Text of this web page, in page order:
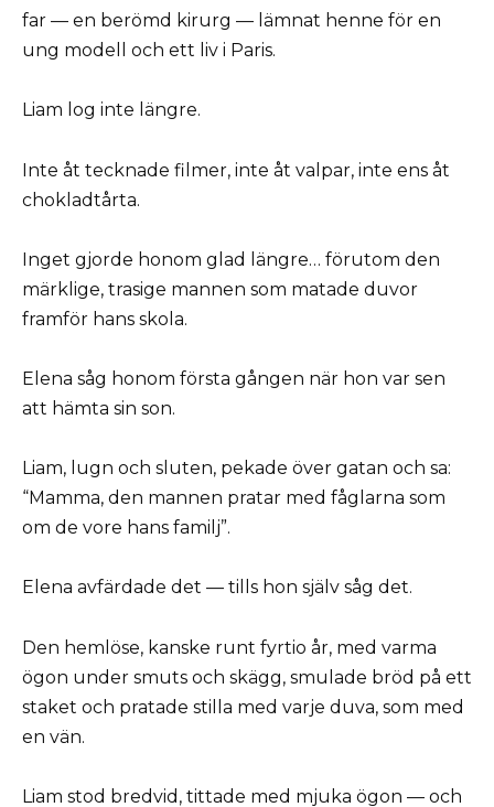
far — en berömd kirurg — lämnat henne för en
ung modell och ett liv i Paris.
Liam log inte längre.
Inte åt tecknade filmer, inte åt valpar, inte ens åt
chokladtårta.
Inget gjorde honom glad längre… förutom den
märklige, trasige mannen som matade duvor
framför hans skola.
Elena såg honom första gången när hon var sen
att hämta sin son.
Liam, lugn och sluten, pekade över gatan och sa:
“Mamma, den mannen pratar med fåglarna som
om de vore hans familj”.
Elena avfärdade det — tills hon själv såg det.
Den hemlöse, kanske runt fyrtio år, med varma
ögon under smuts och skägg, smulade bröd på ett
staket och pratade stilla med varje duva, som med
en vän.
Liam stod bredvid, tittade med mjuka ögon — och